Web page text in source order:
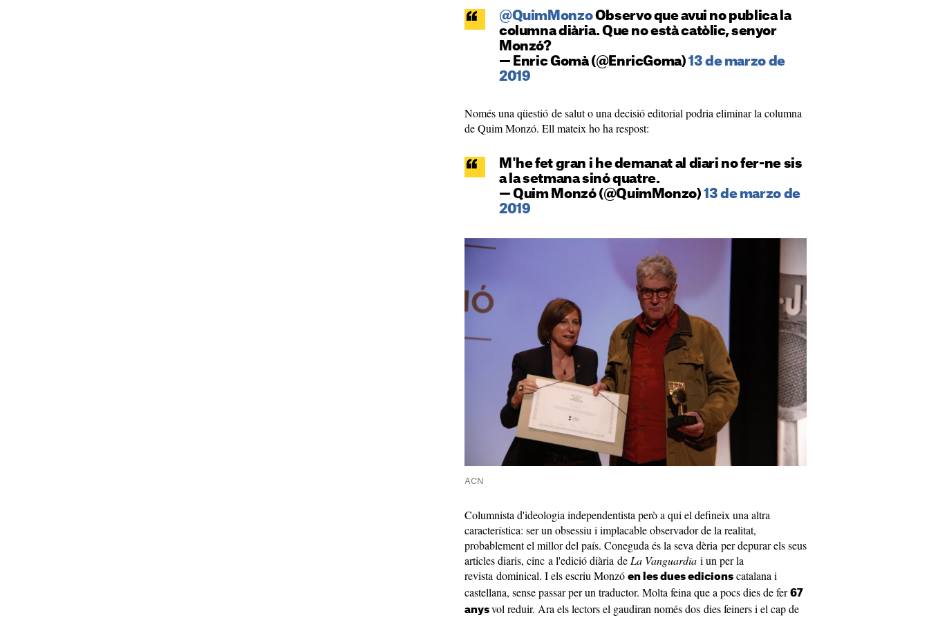
@QuimMonzoObservo que avui no publica la
columna diària. Que no està catòlic, senyor
Monzó?
— Enric Gomà (@EnricGoma)13 de marzo de
2019
Només una qüestió de salut o una decisió editorial podria eliminar la columna
de Quim Monzó. Ell mateix ho ha respost:
M'he fet gran i he demanat al diari no fer-ne sis
a la setmana sinó quatre.
— Quim Monzó (@QuimMonzo)13 de marzo de
2019
ACN
Columnista d'ideologia independentista però a qui el defineix una altra
característica: ser un obsessiu i implacable observador de la realitat,
probablement el millor del país. Coneguda és la seva dèria per depurar els seus
articles diaris, cinc a l'edició diària de La Vanguardia i un per la
revista dominical. I els escriu Monzó en les dues edicions catalana i
castellana, sense passar per un traductor. Molta feina que a pocs dies de fer 67
anys vol reduir. Ara els lectors el gaudiran només dos dies feiners i el cap de